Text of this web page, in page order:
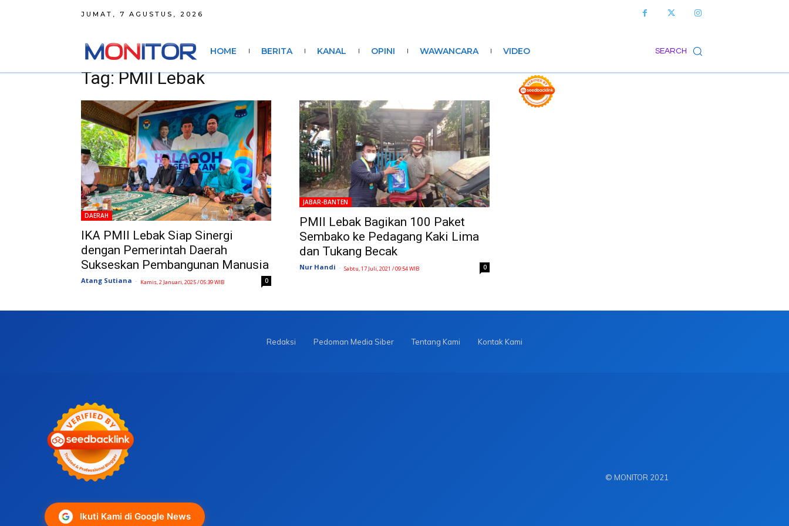
JUMAT, 7 AGUSTUS, 2026
SEARCH
HOME BERITA KANAL OPINI WAWANCARA VIDEO
Tag: PMII Lebak
DAERAH
IKA PMII Lebak Siap Sinergi
dengan Pemerintah Daerah
Sukseskan Pembangunan Manusia
Atang Sutiana - Kamis, 2 Januari, 2025 / 05:39 WIB 0
JABAR-BANTEN
PMII Lebak Bagikan 100 Paket
Sembako ke Pedagang Kaki Lima
dan Tukang Becak
Nur Handi - Sabtu, 17 Juli, 2021 / 09:54 WIB 0
Redaksi Pedoman Media Siber Tentang Kami Kontak Kami
Ikuti Kami di Google News
© MONITOR 2021